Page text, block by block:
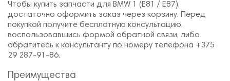
Чтобы купить запчасти для BMW 1 (E81 / E87),
достаточно оформить заказ через корзину. Перед
покупкой получите бесплатную консультацию,
воспользовавшись формой обратной связи, либо
обратитесь к консультанту по номеру телефона +375
29 287-91-86.
Преимущества